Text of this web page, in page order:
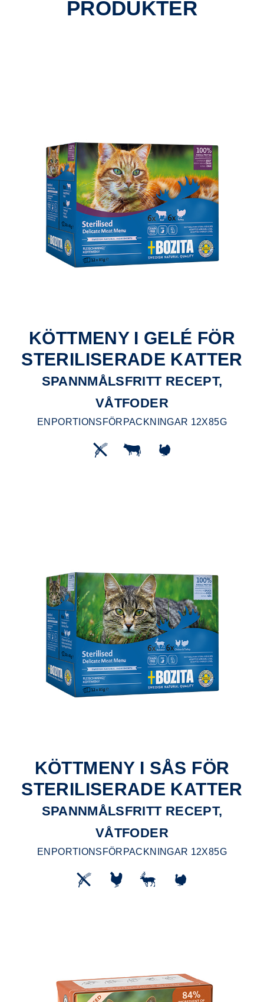
PRODUKTER
KÖTTMENY I GELÉ FÖR
STERILISERADE KATTER
SPANNMÅLSFRITT RECEPT,
VÅTFODER
ENPORTIONSFÖRPACKNINGAR 12X85G
KÖTTMENY I SÅS FÖR
STERILISERADE KATTER
SPANNMÅLSFRITT RECEPT,
VÅTFODER
ENPORTIONSFÖRPACKNINGAR 12X85G